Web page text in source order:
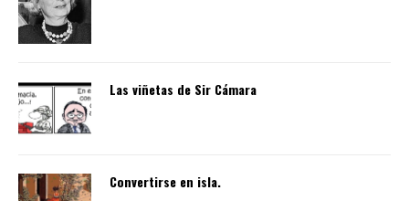
Las viñetas de Sir Cámara
Convertirse en isla.